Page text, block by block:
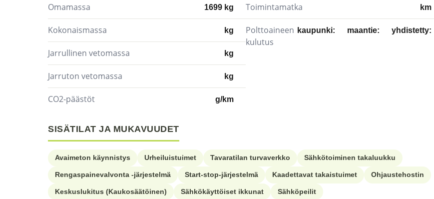
Omamassa 1699 kg
Kokonaismassa kg
Jarrullinen vetomassa kg
Jarruton vetomassa kg
CO2-päästöt g/km
Toimintamatka km
Polttoaineen
kulutus
kaupunki: maantie: yhdistetty:
SISÄTILAT JA MUKAVUUDET
Avaimeton käynnistys Urheiluistuimet Tavaratilan turvaverkko Sähkötoiminen takaluukku
Rengaspainevalvonta -järjestelmä Start-stop-järjestelmä Kaadettavat takaistuimet Ohjaustehostin
Keskuslukitus (Kaukosäätöinen) Sähkökäyttöiset ikkunat Sähköpeilit